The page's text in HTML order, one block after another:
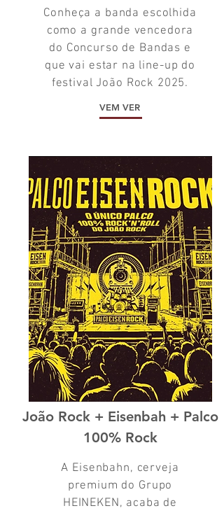
Conheça a banda escolhida
como a grande vencedora
do Concurso de Bandas e
que vai estar na line-up do
festival João Rock 2025.
VEM VER
João Rock + Eisenbah + Palco
100% Rock
A Eisenbahn, cerveja
premium do Grupo
HEINEKEN, acaba de